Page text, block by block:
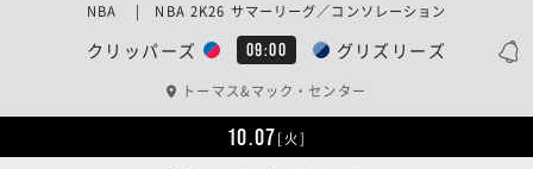
クリッパーズ 09:00 グリズリーズ
NBA | NBA 2K26 サマーリーグ／コンソレーション
トーマス&マック・センター
10.07[火]